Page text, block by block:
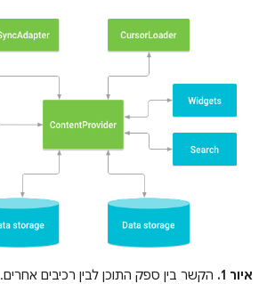
איור 1. הקשר בין ספק התוכן לבין רכיבים אחרים.